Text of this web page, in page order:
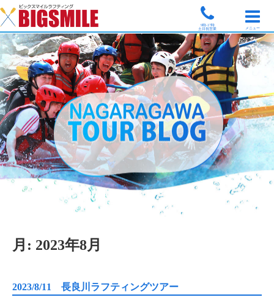
9時-17時
土日祝営業
メニュー
月: 2023年8月
2023/8/11 長良川ラフティングツアー